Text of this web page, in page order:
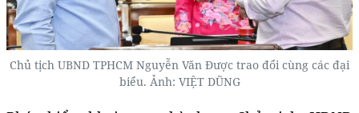
Chủ tịch UBND TPHCM Nguyễn Văn Được trao đổi cùng các đại
biểu. Ảnh: VIỆT DŨNG